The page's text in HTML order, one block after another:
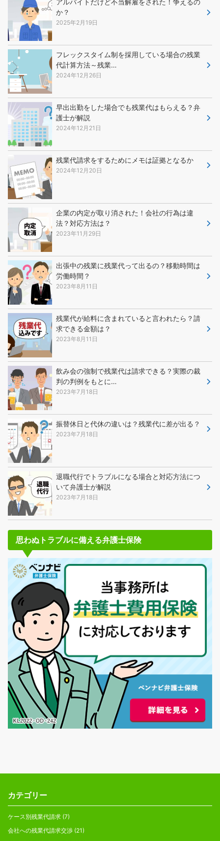
か？
2025年2月19日
フレックスタイム制を採用している場合の残業
代計算方法～残業…
2024年12月26日
早出出勤をした場合でも残業代はもらえる？弁
護士が解説
2024年12月21日
残業代請求をするためにメモは証拠となるか
2024年12月20日
企業の内定が取り消された！会社の行為は違
法？対応方法は？
2023年11月29日
出張中の残業に残業代って出るの？移動時間は
労働時間？
2023年8月11日
残業代が給料に含まれていると言われたら？請
求できる金額は？
2023年8月11日
飲み会の強制で残業代は請求できる？実際の裁
判の判例をもとに…
2023年7月18日
振替休日と代休の違いは？残業代に差が出る？
2023年7月18日
退職代行でトラブルになる場合と対応方法につ
いて弁護士が解説
2023年7月18日
思わぬトラブルに備える弁護士保険
カテゴリー
ケース別残業代請求 (7)
会社への残業代請求交渉 (21)